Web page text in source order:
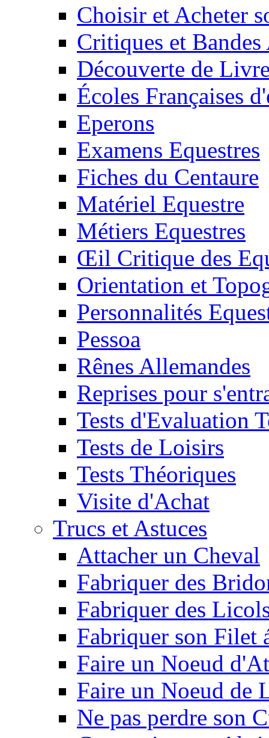
Choisir et Acheter
Critiques et
Découverte de
Écoles Françaises
Eperons
Examens Equestres
Fiches du Centaure
Matériel Equestre
Métiers Equestres
Œil Critique des
Orientation et
Personnalités
Pessoa
Rênes Allemandes
Reprises pour
Tests d'Evaluation
Tests de Loisirs
Tests Théoriques
Visite d'Achat
Trucs et Astuces
Attacher un Cheval
Fabriquer des
Fabriquer des
Fabriquer son Filet
Faire un Noeud
Faire un Noeud de
Ne pas perdre son